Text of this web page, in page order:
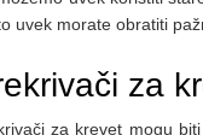
uvek morate obratiti
za
za krevet mogu